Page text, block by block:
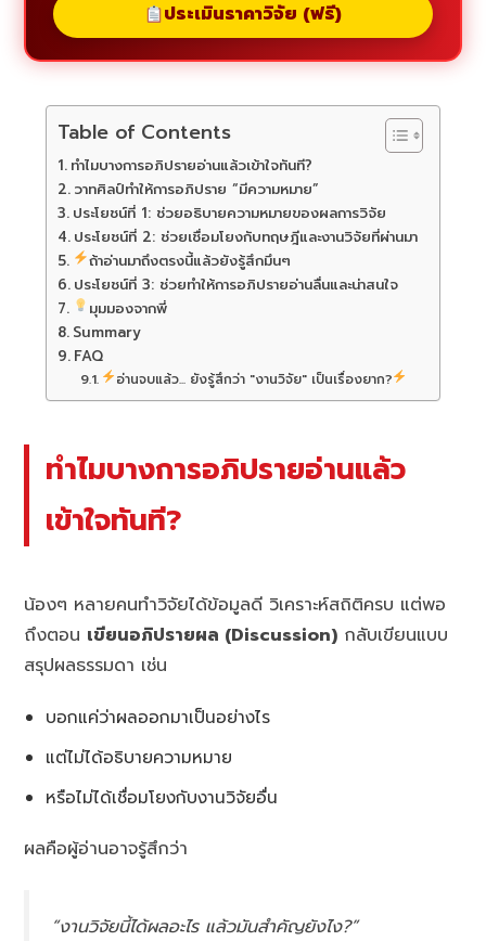
ประเมินราคาวิจัย (ฟรี)
Table of Contents
ทำไมบางการอภิปรายอ่านแล้วเข้าใจทันที?
วาทศิลป์ทำให้การอภิปราย “มีความหมาย”
ประโยชน์ที่ 1: ช่วยอธิบายความหมายของผลการวิจัย
ประโยชน์ที่ 2: ช่วยเชื่อมโยงกับทฤษฎีและงานวิจัยที่ผ่านมา
ถ้าอ่านมาถึงตรงนี้แล้วยังรู้สึกมึนๆ
ประโยชน์ที่ 3: ช่วยทำให้การอภิปรายอ่านลื่นและน่าสนใจ
มุมมองจากพี่
Summary
FAQ
อ่านจบแล้ว... ยังรู้สึกว่า "งานวิจัย" เป็นเรื่องยาก?
ทำไมบางการอภิปรายอ่านแล้ว
เข้าใจทันที?
น้องๆ หลายคนทำวิจัยได้ข้อมูลดี วิเคราะห์สถิติครบ แต่พอ
ถึงตอน เขียนอภิปรายผล (Discussion) กลับเขียนแบบ
สรุปผลธรรมดา เช่น
บอกแค่ว่าผลออกมาเป็นอย่างไร
แต่ไม่ได้อธิบายความหมาย
หรือไม่ได้เชื่อมโยงกับงานวิจัยอื่น
ผลคือผู้อ่านอาจรู้สึกว่า
“งานวิจัยนี้ได้ผลอะไร แล้วมันสำคัญยังไง?”